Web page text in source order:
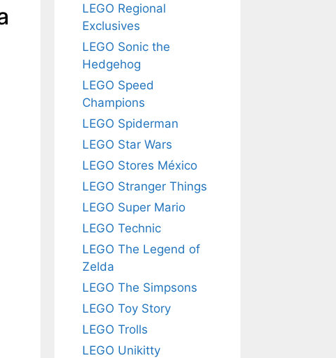
LEGO Regional
Exclusives
LEGO Sonic the
Hedgehog
LEGO Speed
Champions
LEGO Spiderman
LEGO Star Wars
LEGO Stores México
LEGO Stranger Things
LEGO Super Mario
LEGO Technic
LEGO The Legend of
Zelda
LEGO The Simpsons
LEGO Toy Story
LEGO Trolls
LEGO Unikitty